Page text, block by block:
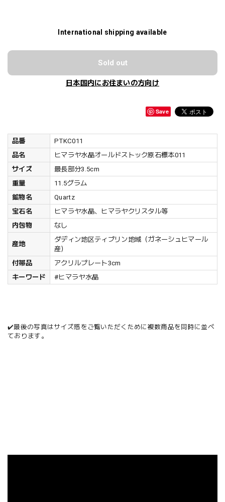
International shipping available
Sold out
日本国内にお住まいの方向け
Save
品番
PTKC011
品名
ヒマラヤ水晶オールドストック原石標本011
サイズ
最長部分3.5cm
重量
11.5グラム
鉱物名
Quartz
宝石名
ヒマラヤ水晶、ヒマラヤクリスタル等
内包物
なし
産地
ダディン地区ティプリン地域（ガネーシュヒマール
産）
付帯品
アクリルプレート3cm
キーワード
#ヒマラヤ水晶
✔️最後の写真はサイズ感をご覧いただくために複数商品を同時に並べ
ております。